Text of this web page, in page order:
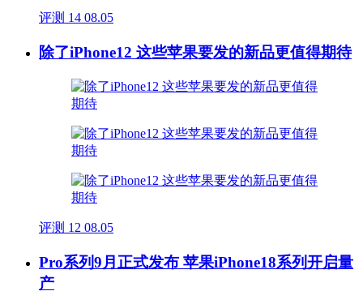
评测 14 08.05
除了iPhone12 这些苹果要发的新品更值得期待
评测 12 08.05
Pro系列9月正式发布 苹果iPhone18系列开启量
产